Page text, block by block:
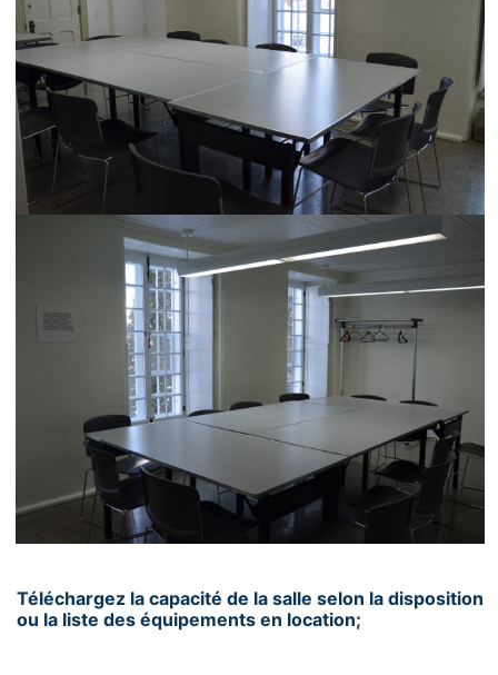
Téléchargez la capacité de la salle selon la disposition
ou la liste des équipements en location;